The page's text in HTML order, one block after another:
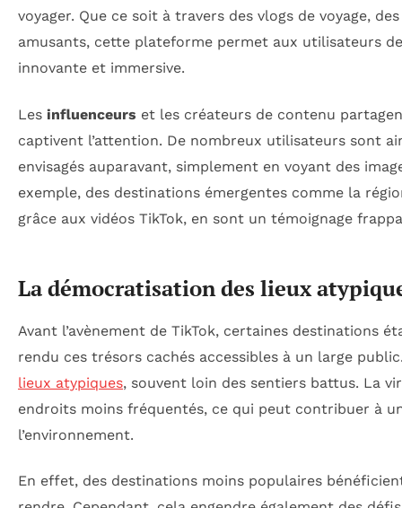
voyager. Que ce soit à travers des vlogs de voyage,
amusants, cette plateforme permet aux utilisateurs
innovante et immersive.
Les influenceurs et les créateurs de contenu
captivent l’attention. De nombreux utilisateurs sont
envisagés auparavant, simplement en voyant des
exemple, des destinations émergentes comme la
grâce aux vidéos TikTok, en sont un témoignage
La démocratisation des lieux
Avant l’avènement de TikTok, certaines destinations
rendu ces trésors cachés accessibles à un large
lieux atypiques, souvent loin des sentiers battus. La
endroits moins fréquentés, ce qui peut contribuer à
l’environnement.
En effet, des destinations moins populaires